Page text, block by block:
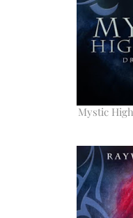
Mystic